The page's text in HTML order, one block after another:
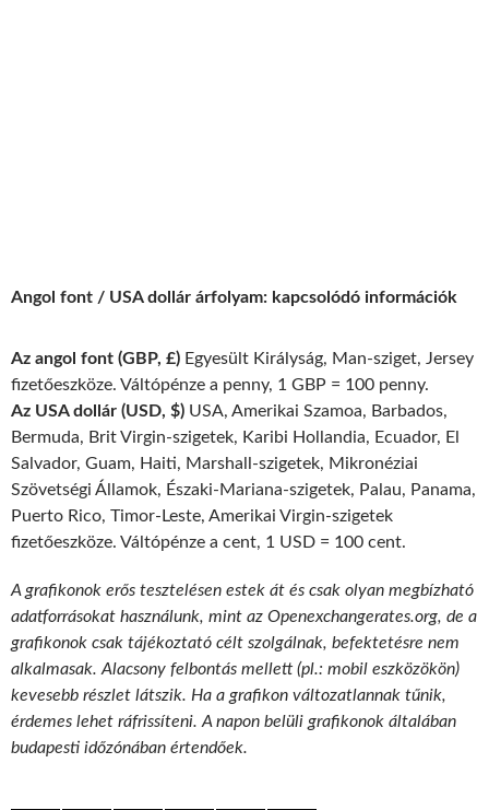
Angol font / USA dollár árfolyam: kapcsolódó információk
Az angol font (GBP, £) Egyesült Királyság, Man-sziget, Jersey
fizetőeszköze. Váltópénze a penny, 1 GBP = 100 penny.
Az USA dollár (USD, $) USA, Amerikai Szamoa, Barbados,
Bermuda, Brit Virgin-szigetek, Karibi Hollandia, Ecuador, El
Salvador, Guam, Haiti, Marshall-szigetek, Mikronéziai
Szövetségi Államok, Északi-Mariana-szigetek, Palau, Panama,
Puerto Rico, Timor-Leste, Amerikai Virgin-szigetek
fizetőeszköze. Váltópénze a cent, 1 USD = 100 cent.
A grafikonok erős tesztelésen estek át és csak olyan megbízható
adatforrásokat használunk, mint az Openexchangerates.org, de a
grafikonok csak tájékoztató célt szolgálnak, befektetésre nem
alkalmasak. Alacsony felbontás mellett (pl.: mobil eszközökön)
kevesebb részlet látszik. Ha a grafikon változatlannak tűnik,
érdemes lehet ráfrissíteni. A napon belüli grafikonok általában
budapesti időzónában értendőek.